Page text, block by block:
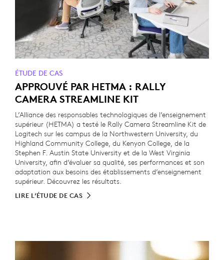
ÉTUDE DE CAS
APPROUVÉ PAR HETMA : RALLY
CAMERA STREAMLINE KIT
L’Alliance des responsables technologiques de l’enseignement
supérieur (HETMA) a testé le Rally Camera Streamline Kit de
Logitech sur les campus de la Northwestern University, du
Highland Community College, du Kenyon College, de la
Stephen F. Austin State University et de la West Virginia
University, afin d’évaluer sa qualité, ses performances et son
adaptation aux besoins des établissements d’enseignement
supérieur. Découvrez les résultats.
LIRE L’ÉTUDE DE CAS